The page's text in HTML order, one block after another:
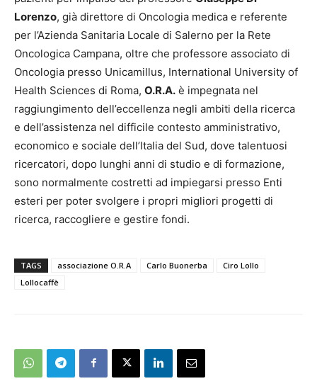
Lorenzo, già direttore di Oncologia medica e referente
per l’Azienda Sanitaria Locale di Salerno per la Rete
Oncologica Campana, oltre che professore associato di
Oncologia presso Unicamillus, International University of
Health Sciences di Roma, O.R.A. è impegnata nel
raggiungimento dell’eccellenza negli ambiti della ricerca
e dell’assistenza nel difficile contesto amministrativo,
economico e sociale dell’Italia del Sud, dove talentuosi
ricercatori, dopo lunghi anni di studio e di formazione,
sono normalmente costretti ad impiegarsi presso Enti
esteri per poter svolgere i propri migliori progetti di
ricerca, raccogliere e gestire fondi.
TAGS associazione O.R.A Carlo Buonerba
Ciro Lollo
Lollocaffè